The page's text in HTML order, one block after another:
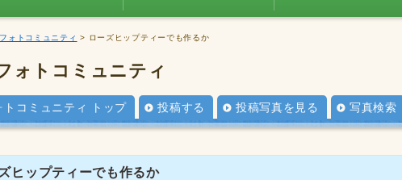
フォトコミュニティ > ローズヒップティーでも作るか
ォトコミュニティ
トコミュニティ トップ 投稿する 投稿写真を見る 写真検索
ヒップティーでも作るか